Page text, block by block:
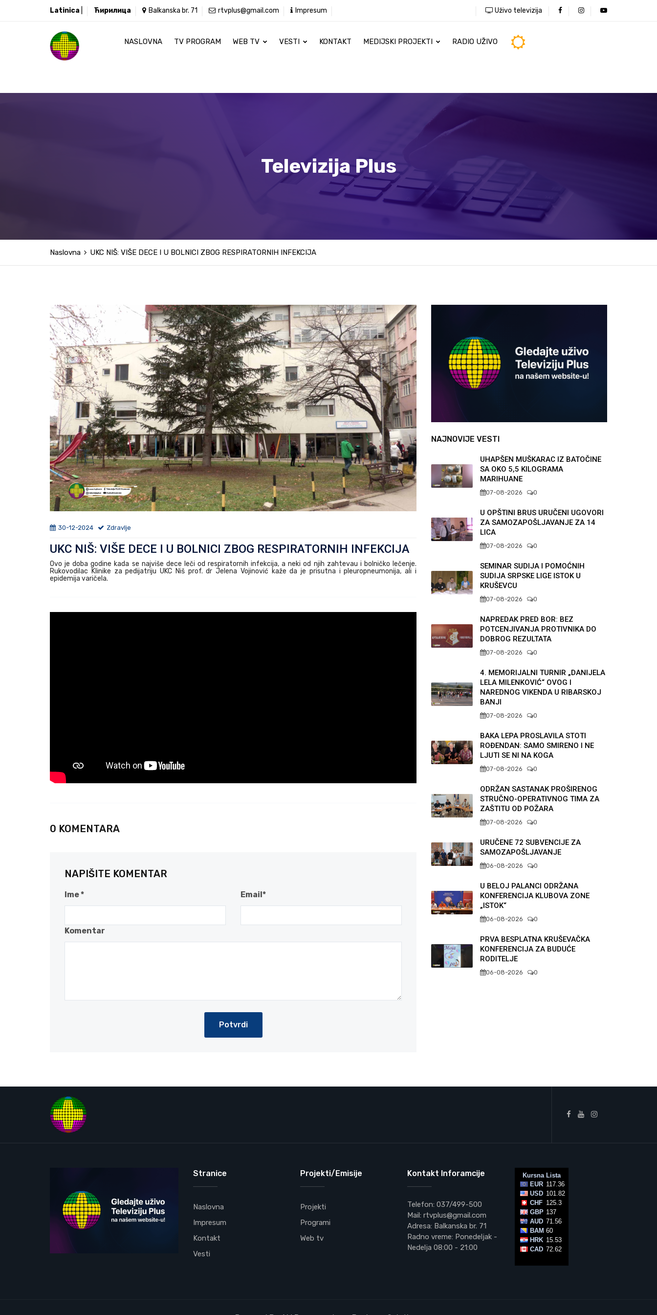
Latinica Ћирилица Balkanska br. 71 rtvplus@gmail.com Impresum Uživo televizija
NASLOVNA TV PROGRAM WEB TV VESTI KONTAKT MEDIJSKI PROJEKTI RADIO UŽIVO
Televizija Plus
Naslovna UKC NIŠ: VIŠE DECE I U BOLNICI ZBOG RESPIRATORNIH INFEKCIJA
30-12-2024 Zdravlje
UKC NIŠ: VIŠE DECE I U BOLNICI ZBOG RESPIRATORNIH INFEKCIJA
Ovo je doba godine kada se najviše dece leči od respiratornih infekcija, a neki od njih zahtevau i bolničko lečenje.
Rukovodilac Klinike za pedijatriju UKC Niš prof. dr Jelena Vojinović kaže da je prisutna i pleuropneumonija, ali i
epidemija varičela.
0 KOMENTARA
NAPIŠITE KOMENTAR
Ime * Email*
Komentar
Potvrdi
NAJNOVIJE VESTI
UHAPŠEN MUŠKARAC IZ BATOČINE
SA OKO 5,5 KILOGRAMA
MARIHUANE
07-08-2026 0
U OPŠTINI BRUS URUČENI UGOVORI
ZA SAMOZAPOŠLJAVANJE ZA 14
LICA
07-08-2026 0
SEMINAR SUDIJA I POMOĆNIH
SUDIJA SRPSKE LIGE ISTOK U
KRUŠEVCU
07-08-2026 0
NAPREDAK PRED BOR: BEZ
POTCENJIVANJA PROTIVNIKA DO
DOBROG REZULTATA
07-08-2026 0
4. MEMORIJALNI TURNIR „DANIJELA
LELA MILENKOVIĆ“ OVOG I
NAREDNOG VIKENDA U RIBARSKOJ
BANJI
07-08-2026 0
BAKA LEPA PROSLAVILA STOTI
ROĐENDAN: SAMO SMIRENO I NE
LJUTI SE NI NA KOGA
07-08-2026 0
ODRŽAN SASTANAK PROŠIRENOG
STRUČNO-OPERATIVNOG TIMA ZA
ZAŠTITU OD POŽARA
07-08-2026 0
URUČENE 72 SUBVENCIJE ZA
SAMOZAPOŠLJAVANJE
06-08-2026 0
U BELOJ PALANCI ODRŽANA
KONFERENCIJA KLUBOVA ZONE
„ISTOK“
06-08-2026 0
PRVA BESPLATNA KRUŠEVAČKA
KONFERENCIJA ZA BUDUĆE
RODITELJE
06-08-2026 0
Stranice
Naslovna
Impresum
Kontakt
Vesti
Projekti/Emisije
Projekti
Programi
Web tv
Kontakt Inforamcije
Telefon: 037/499-500
Mail: rtvplus@gmail.com
Adresa: Balkanska br. 71
Radno vreme: Ponedeljak -
Nedelja 08:00 - 21:00